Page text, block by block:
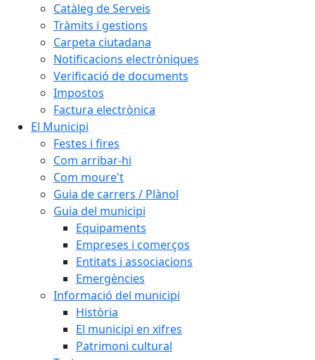
Catàleg de Serveis
Tràmits i gestions
Carpeta ciutadana
Notificacions electròniques
Verificació de documents
Impostos
Factura electrònica
El Municipi
Festes i fires
Com arribar-hi
Com moure't
Guia de carrers / Plànol
Guia del municipi
Equipaments
Empreses i comerços
Entitats i associacions
Emergències
Informació del municipi
Història
El municipi en xifres
Patrimoni cultural